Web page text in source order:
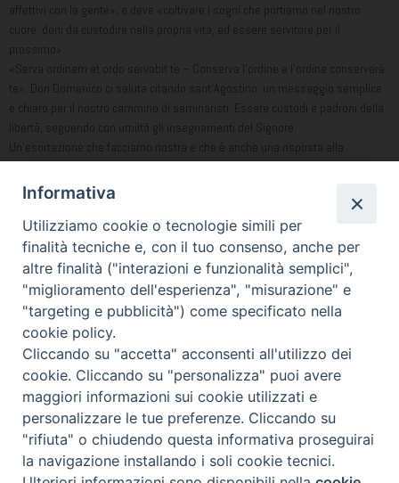
affettivi con la gente», e deve «coltivare i sogni che portiamo nel nostro
cuore, doni da custodire nella propria vita, ed essere servitore per il
prossimo».
«Serva ordinem et ordo servabit te – Conserva l’ordine e l’ordine conserverà
te». Don Domenico ci saluta citando sant’Agostino: un messaggio semplice
e chiaro per il nostro cammino di seminaristi. Essere custodi e padroni della
libertà, seguendo con umiltà gli insegnamenti del Signore.
Un’esortazione che facciamo nostra e che è anche una risposta alla
domanda che il parroco ci rivolge al termine del nostro incontro: «Non so se
mi sono spiegato e se tu hai capito». Sì, abbiamo capito caro don Domenico.
Vincenzo Guadagno
Luca Piscitelli
Giuseppe Sarnataro
Condividi…
Piazza Duomo 7 - 80011 Acerra (NA) - Tel/Fax 081 5209329 -
ced@diocesiacerra.it © 2019 Diocesi di Acerra
Informativa
Utilizziamo cookie o tecnologie simili per
finalità tecniche e, con il tuo consenso, anche per
altre finalità ("interazioni e funzionalità semplici",
"miglioramento dell'esperienza", "misurazione" e
"targeting e pubblicità") come specificato nella
cookie policy.
Cliccando su "accetta" acconsenti all'utilizzo dei
cookie. Cliccando su "personalizza" puoi avere
maggiori informazioni sui cookie utilizzati e
personalizzare le tue preferenze. Cliccando su
"rifiuta" o chiudendo questa informativa proseguirai
la navigazione installando i soli cookie tecnici.